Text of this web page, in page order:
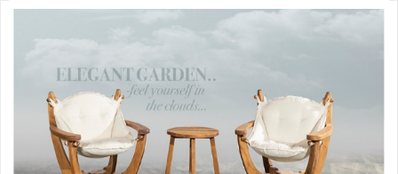
24.000TL 14.999TL